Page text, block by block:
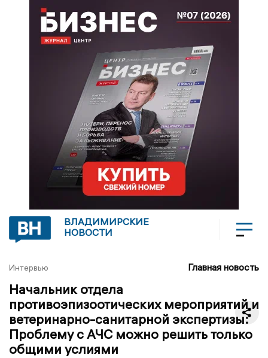
ВЛАДИМИРСКИЕ
НОВОСТИ
Интервью Главная новость
Начальник отдела
противоэпизоотических мероприятий и
ветеринарно-санитарной экспертизы:
Проблему с АЧС можно решить только
общими услиями